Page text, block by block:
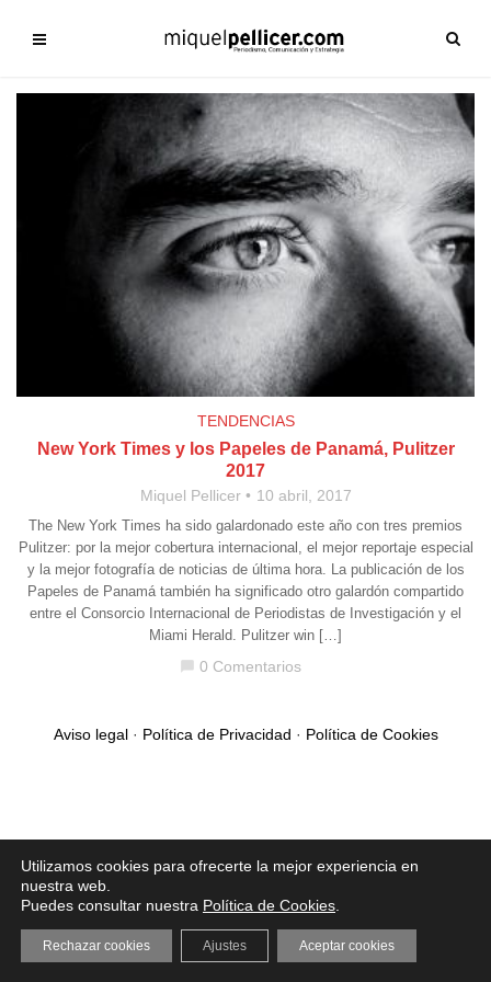
TENDENCIAS
New York Times y los Papeles de Panamá, Pulitzer
2017
Miquel Pellicer 10 abril, 2017
The New York Times ha sido galardonado este año con tres premios
Pulitzer: por la mejor cobertura internacional, el mejor reportaje especial
y la mejor fotografía de noticias de última hora. La publicación de los
Papeles de Panamá también ha significado otro galardón compartido
entre el Consorcio Internacional de Periodistas de Investigación y el
Miami Herald. Pulitzer win […]
chat_bubble 0 Comentarios
Aviso legal· Política de Privacidad · Política de Cookies
Utilizamos cookies para ofrecerte la mejor experiencia en
nuestra web.
Puedes consultar nuestra Política de Cookies
Aceptar cookies
Rechazar cookies Ajustes